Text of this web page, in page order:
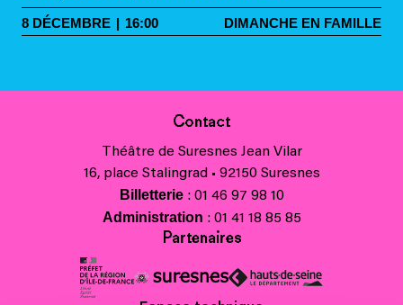
8 DÉCEMBRE | 16:00 DIMANCHE EN FAMILLE
Contact
Théâtre de Suresnes Jean Vilar
16, place Stalingrad • 92150 Suresnes
Billetterie: 01 46 97 98 10
Administration : 01 41 18 85 85
Partenaires